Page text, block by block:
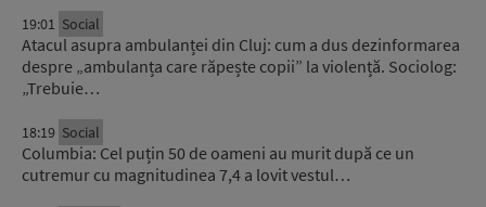
19:01 Social
Atacul asupra ambulanței din Cluj: cum a dus dezinformarea
despre „ambulanța care răpește copii” la violență. Sociolog:
„Trebuie…
18:19 Social
Columbia: Cel puțin 50 de oameni au murit după ce un
cutremur cu magnitudinea 7,4 a lovit vestul…